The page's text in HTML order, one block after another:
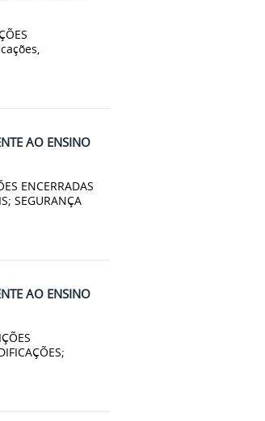
AO ENSINO
ENCERRADAS
SEGURANÇA
AO ENSINO